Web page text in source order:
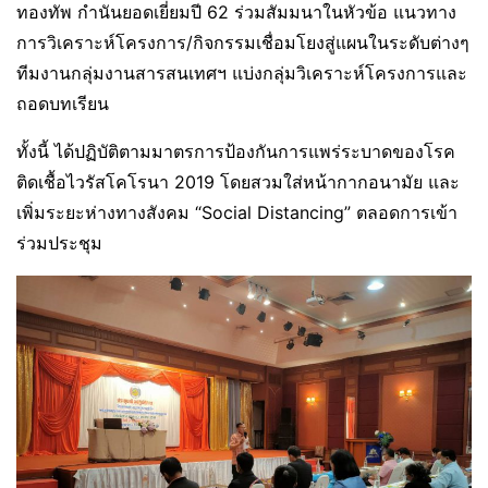
ทองทัพ กำนันยอดเยี่ยมปี 62 ร่วมสัมมนาในหัวข้อ แนวทาง
การวิเคราะห์โครงการ/กิจกรรมเชื่อมโยงสู่แผนในระดับต่างๆ
ทีมงานกลุ่มงานสารสนเทศฯ แบ่งกลุ่มวิเคราะห์โครงการและ
ถอดบทเรียน
ทั้งนี้ ได้ปฏิบัติตามมาตรการป้องกันการแพร่ระบาดของโรค
ติดเชื้อไวรัสโคโรนา 2019 โดยสวมใส่หน้ากากอนามัย และ
เพิ่มระยะห่างทางสังคม “Social Distancing” ตลอดการเข้า
ร่วมประชุม